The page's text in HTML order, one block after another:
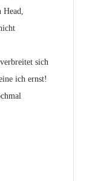
Head,
sich
ich ernst!